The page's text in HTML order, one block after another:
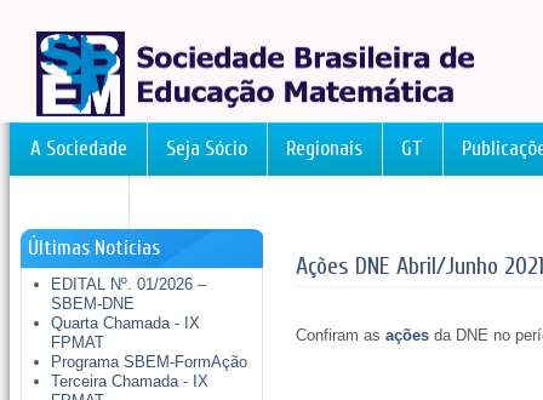
A Sociedade Seja Sócio Regionais GT
Últimas Notícias
EDITAL Nº. 01/2026 –
SBEM-DNE
Quarta Chamada - IX
FPMAT
Programa SBEM-FormAção
Terceira Chamada - IX
Ações DNE Abril/Junho
Confiram asações da DNE no